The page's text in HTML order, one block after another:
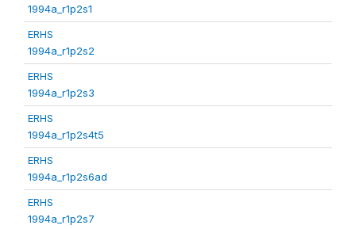
1994a_r1p2s1
ERHS
1994a_r1p2s2
ERHS
1994a_r1p2s3
ERHS
1994a_r1p2s4t5
ERHS
1994a_r1p2s6ad
ERHS
1994a_r1p2s7